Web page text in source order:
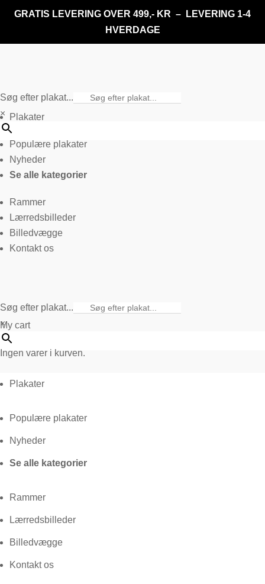
GRATIS LEVERING OVER 499,- KR – LEVERING 1-4
HVERDAGE
Søg efter plakat...
× Plakater
Populære plakater
Nyheder
Se alle kategorier
Rammer
Lærredsbilleder
Billedvægge
Kontakt os
Søg efter plakat...
×
My cart
Ingen varer i kurven.
Plakater
Populære plakater
Nyheder
Se alle kategorier
Rammer
Lærredsbilleder
Billedvægge
Kontakt os